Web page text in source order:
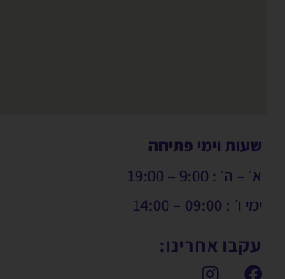
שעות וימי פתיחה
א׳ – ה׳ : 9:00 – 19:00
ימי ו׳ : 09:00 – 14:00
עקבו אחרינו: